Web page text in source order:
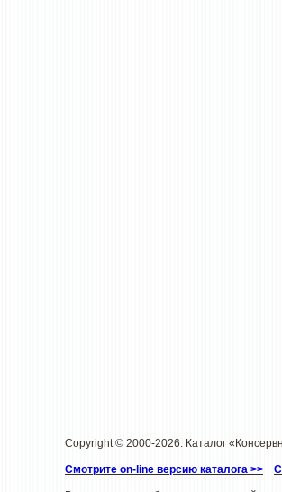
Copyright © 2000-2026. Каталог
Смотрите on-line версию каталога >>